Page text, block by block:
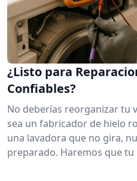
¿Listo para
Confiables?
No deberías reorganizar tu
sea un fabricador de hielo
una lavadora que no gira,
preparado. Haremos que